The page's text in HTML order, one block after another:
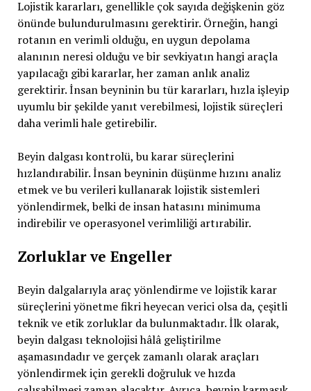
Lojistik kararları, genellikle çok sayıda değişkenin göz
önünde bulundurulmasını gerektirir. Örneğin, hangi
rotanın en verimli olduğu, en uygun depolama
alanının neresi olduğu ve bir sevkiyatın hangi araçla
yapılacağı gibi kararlar, her zaman anlık analiz
gerektirir. İnsan beyninin bu tür kararları, hızla işleyip
uyumlu bir şekilde yanıt verebilmesi, lojistik süreçleri
daha verimli hale getirebilir.
Beyin dalgası kontrolü, bu karar süreçlerini
hızlandırabilir. İnsan beyninin düşünme hızını analiz
etmek ve bu verileri kullanarak lojistik sistemleri
yönlendirmek, belki de insan hatasını minimuma
indirebilir ve operasyonel verimliliği artırabilir.
Zorluklar ve Engeller
Beyin dalgalarıyla araç yönlendirme ve lojistik karar
süreçlerini yönetme fikri heyecan verici olsa da, çeşitli
teknik ve etik zorluklar da bulunmaktadır. İlk olarak,
beyin dalgası teknolojisi hâlâ geliştirilme
aşamasındadır ve gerçek zamanlı olarak araçları
yönlendirmek için gerekli doğruluk ve hızda